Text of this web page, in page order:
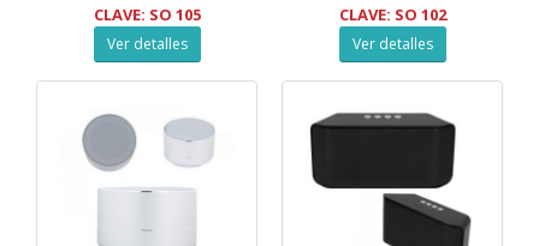
CLAVE: SO 105
Ver detalles
CLAVE: SO 102
Ver detalles